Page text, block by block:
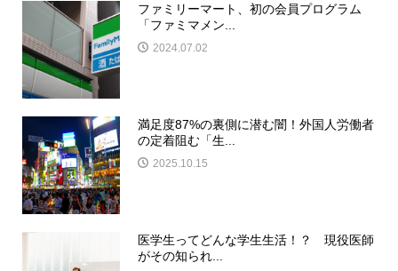
ファミリーマート、初の会員プログラム
「ファミマメン...
2024.07.02
満足度87%の裏側に潜む闇！外国人労働者
の定着阻む「生...
2025.10.15
医学生ってどんな学生生活！？ 現役医師
がその知られ...